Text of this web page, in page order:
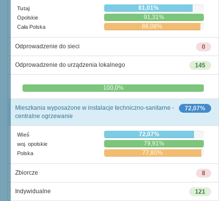
Tutaj 81,01%
Opolskie 91,31%
Cała Polska 88,08%
0
Odprowadzenie do sieci
145
Odprowadzenie do urządzenia lokalnego
0,0% 100,0%
72,07%
Mieszkania wyposażone w instalacje techniczno-sanitarne -
centralne ogrzewanie
Wieś 72,07%
woj. opolskie 79,91%
Polska 77,80%
8
Zbiorcze
121
Indywidualne